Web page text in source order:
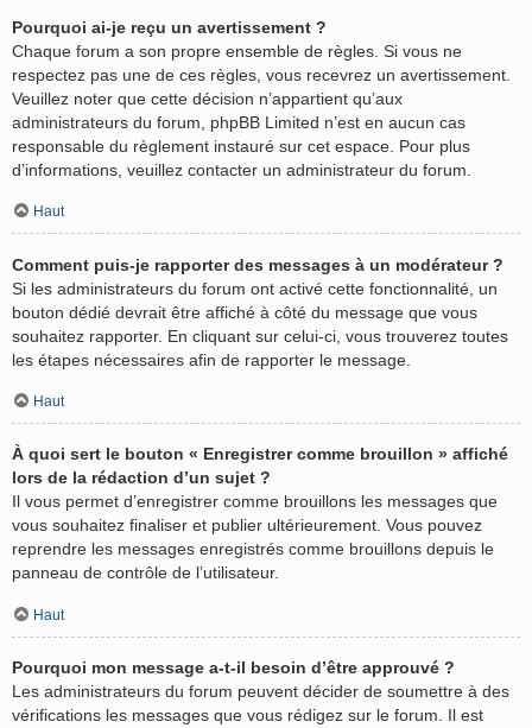
Pourquoi ai-je reçu un avertissement ?
Chaque forum a son propre ensemble de règles. Si vous ne
respectez pas une de ces règles, vous recevrez un avertissement.
Veuillez noter que cette décision n’appartient qu’aux
administrateurs du forum, phpBB Limited n’est en aucun cas
responsable du règlement instauré sur cet espace. Pour plus
d’informations, veuillez contacter un administrateur du forum.
Haut
Comment puis-je rapporter des messages à un modérateur ?
Si les administrateurs du forum ont activé cette fonctionnalité, un
bouton dédié devrait être affiché à côté du message que vous
souhaitez rapporter. En cliquant sur celui-ci, vous trouverez toutes
les étapes nécessaires afin de rapporter le message.
Haut
À quoi sert le bouton « Enregistrer comme brouillon » affiché
lors de la rédaction d’un sujet ?
Il vous permet d’enregistrer comme brouillons les messages que
vous souhaitez finaliser et publier ultérieurement. Vous pouvez
reprendre les messages enregistrés comme brouillons depuis le
panneau de contrôle de l’utilisateur.
Haut
Pourquoi mon message a-t-il besoin d’être approuvé ?
Les administrateurs du forum peuvent décider de soumettre à des
vérifications les messages que vous rédigez sur le forum. Il est